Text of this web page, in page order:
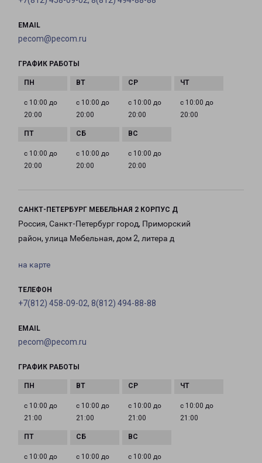
EMAIL
pecom@pecom.ru
ГРАФИК РАБОТЫ
с 10:00 до
20:00
с 10:00 до
20:00
с 10:00 до
20:00
с 10:00 до
20:00
с 10:00 до
20:00
с 10:00 до
20:00
с 10:00 до
20:00
САНКТ-ПЕТЕРБУРГ МЕБЕЛЬНАЯ 2 КОРПУС Д
Россия, Санкт-Петербург город, Приморский
район, улица Мебельная, дом 2, литера д
на карте
ТЕЛЕФОН
+7(812) 458-09-02, 8(812) 494-88-88
EMAIL
pecom@pecom.ru
ГРАФИК РАБОТЫ
с 10:00 до
21:00
с 10:00 до
21:00
с 10:00 до
21:00
с 10:00 до
21:00
с 10:00 до
с 10:00 до
с 10:00 до